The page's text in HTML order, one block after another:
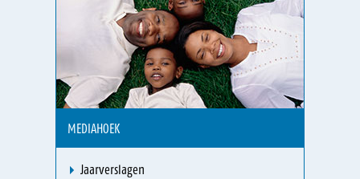
MEDIAHOEK
Jaarverslagen